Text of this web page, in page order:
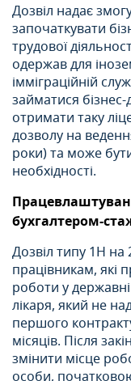
Дозвіл надає
започаткувати
трудової
одержав для
імміграційній
займатися
отримати таку
дозволу на
роки) та може
необхідності.
бухгалтером-
Дозвіл типу 1Н
працівникам, які
роботи у
лікаря, який не
першого
місяців. Після
змінити місце
особи,